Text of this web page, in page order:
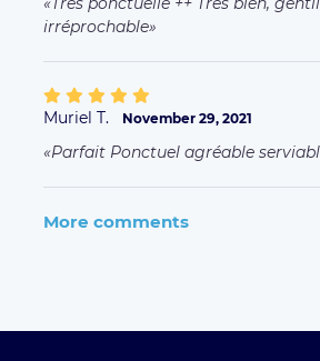
MORE ABOUT OUR SERVICES
FAQ Driver
Taxi Paris
Qui sommes-nous ?